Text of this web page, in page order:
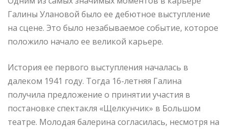
Галины Улановой было ее дебютное выступление
на сцене. Это было незабываемое событие, которое
положило начало ее великой карьере.
История ее первого выступления началась в
далеком 1941 году. Тогда 16-летняя Галина
получила предложение о принятии участия в
постановке спектакля «Щелкунчик» в Большом
театре. Молодая балерина согласилась, несмотря на